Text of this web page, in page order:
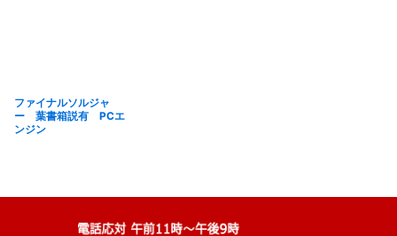
ファイナルソルジャ
ー 葉書箱説有 PCエ
ンジン